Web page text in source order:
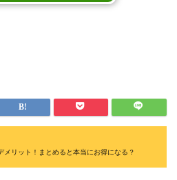
メリット！まとめると本当にお得になる？